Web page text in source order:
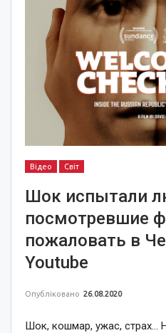
Відео Світ
Шок испытали
посмотревшие
пожаловать в
Youtube
Опубліковано 26.08.2020
Шок, кошмар, ужас, страх…